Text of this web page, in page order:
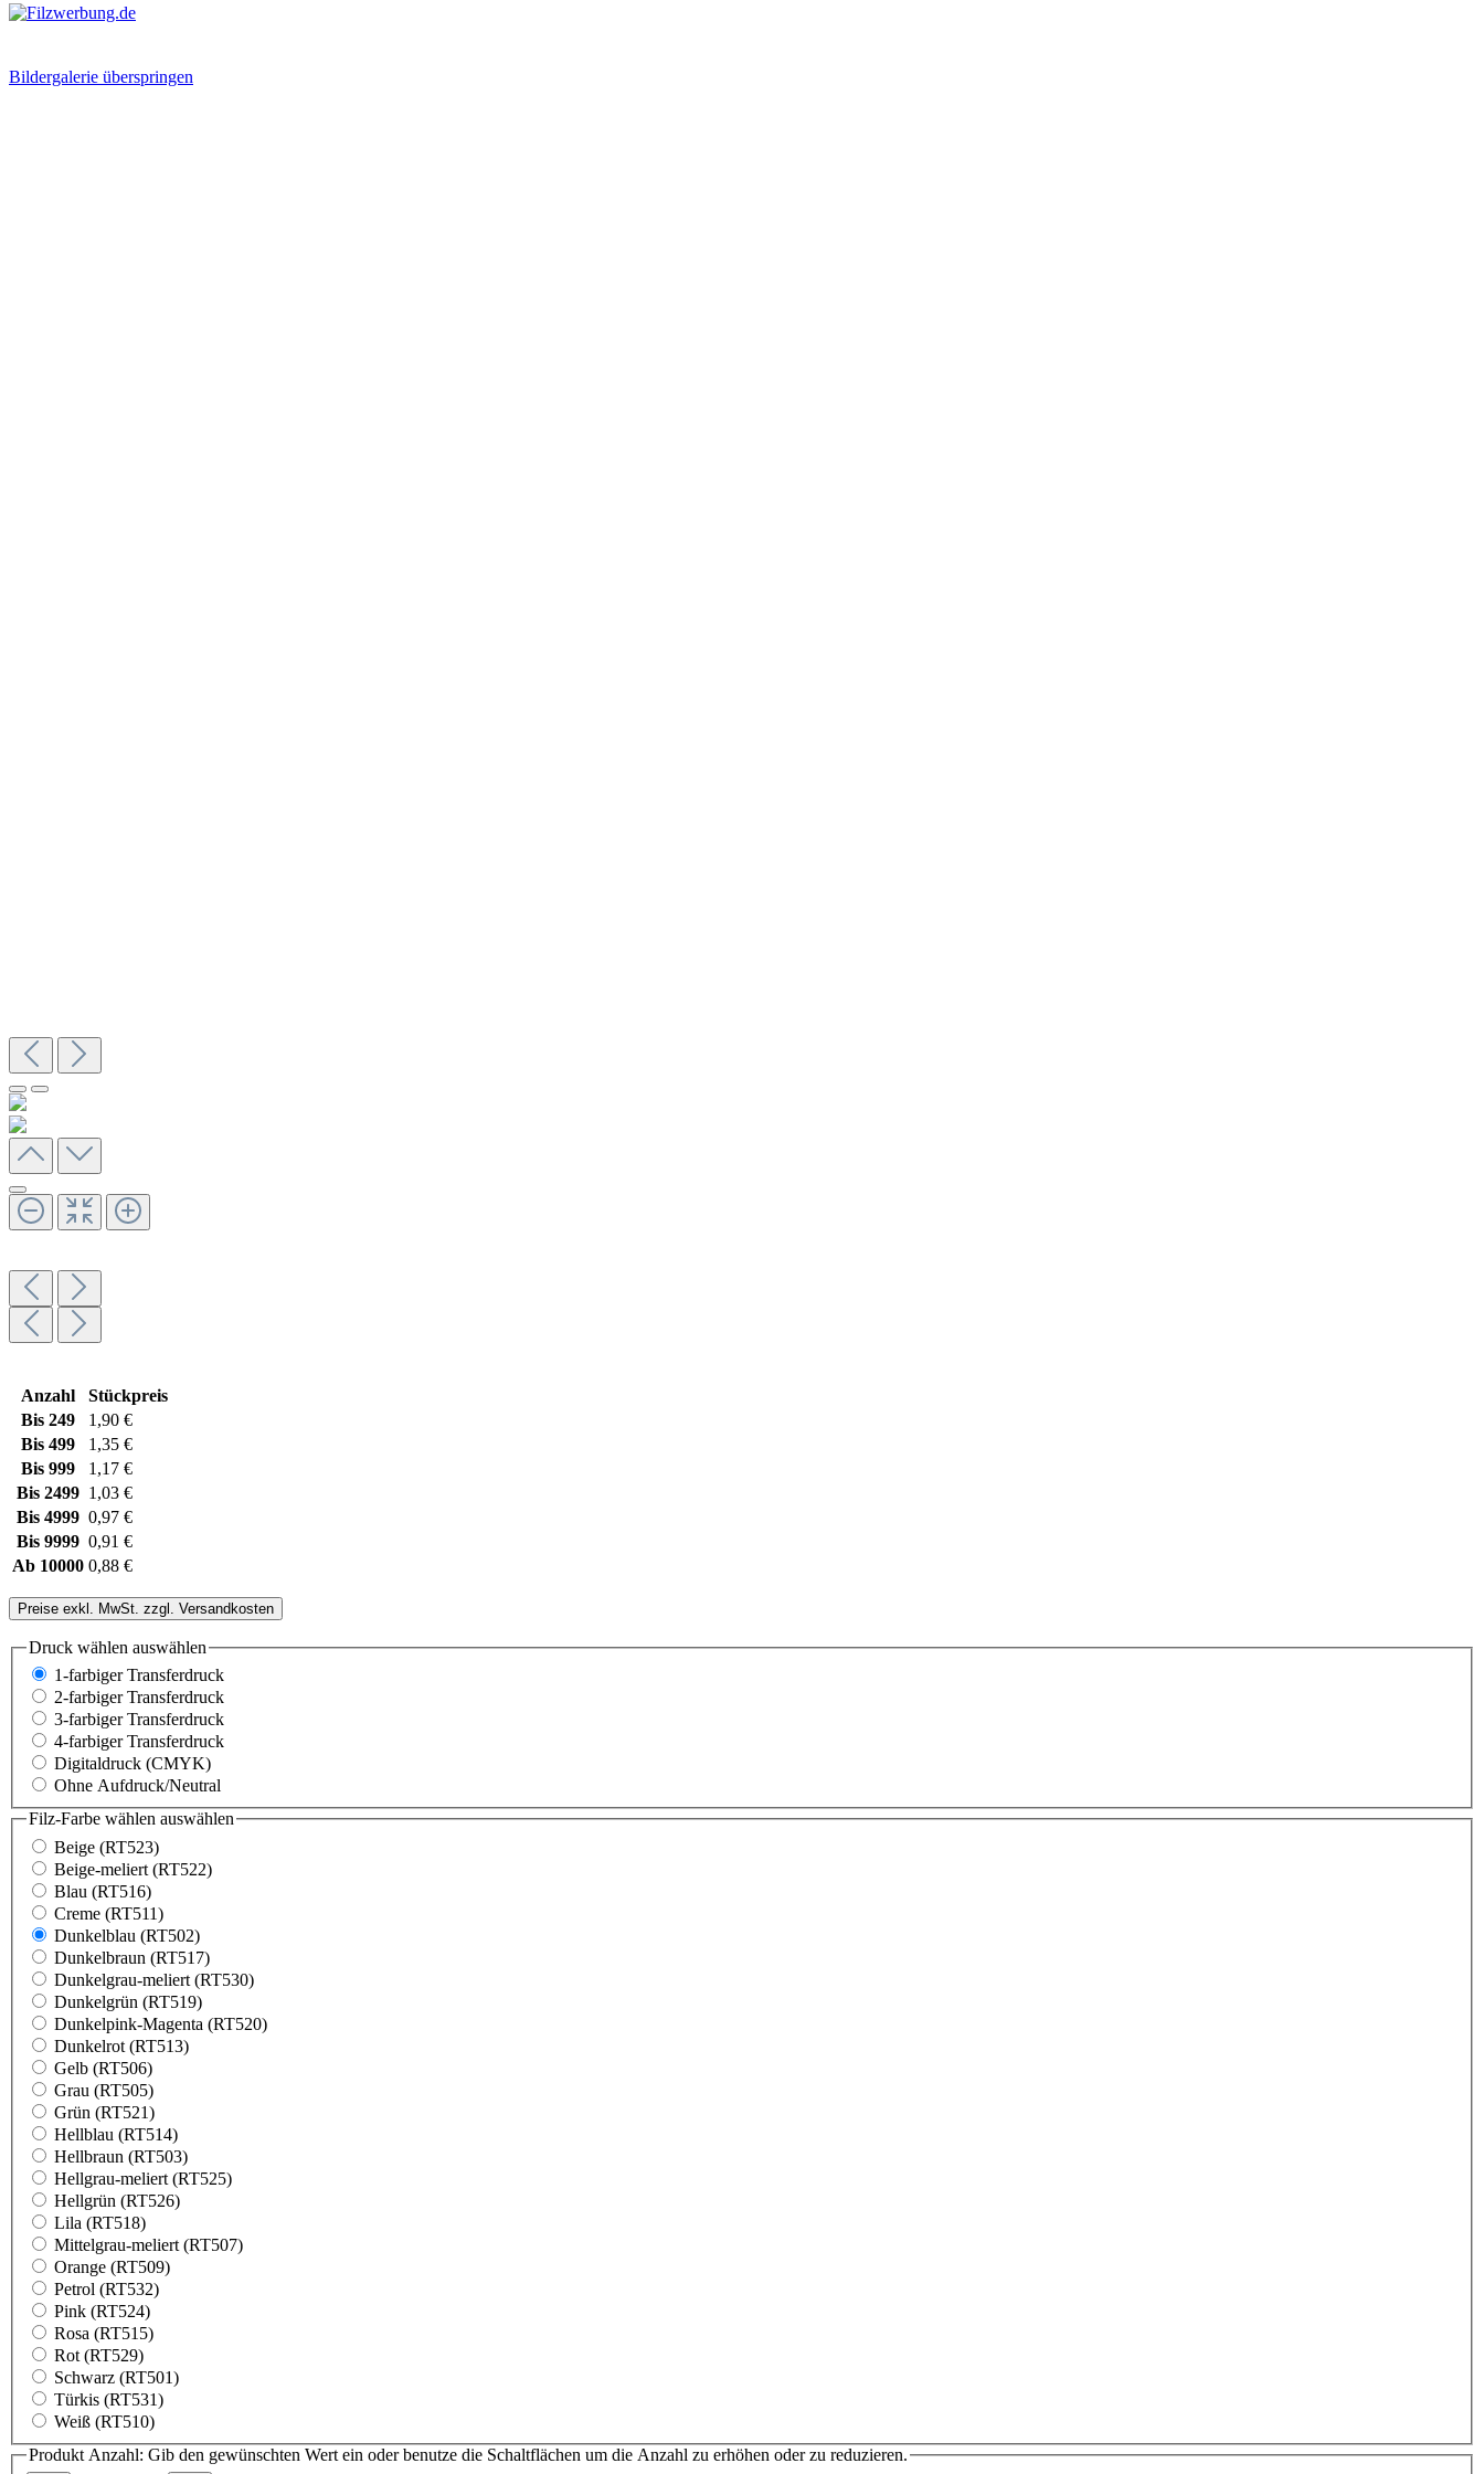
Bildergalerie überspringen
Anzahl
Stückpreis
Bis 249
1,90 €
Bis 499
1,35 €
Bis 999
1,17 €
Bis 2499 1,03 €
Bis 4999 0,97 €
Bis 9999 0,91 €
Ab 10000 0,88 €
Preise exkl. MwSt. zzgl. Versandkosten
Druck wählen auswählen
1-farbiger Transferdruck
2-farbiger Transferdruck
3-farbiger Transferdruck
4-farbiger Transferdruck
Digitaldruck (CMYK)
Ohne Aufdruck/Neutral
Filz-Farbe wählen auswählen
Beige (RT523)
Beige-meliert (RT522)
Blau (RT516)
Creme (RT511)
Dunkelblau (RT502)
Dunkelbraun (RT517)
Dunkelgrau-meliert (RT530)
Dunkelgrün (RT519)
Dunkelpink-Magenta (RT520)
Dunkelrot (RT513)
Gelb (RT506)
Grau (RT505)
Grün (RT521)
Hellblau (RT514)
Hellbraun (RT503)
Hellgrau-meliert (RT525)
Hellgrün (RT526)
Lila (RT518)
Mittelgrau-meliert (RT507)
Orange (RT509)
Petrol (RT532)
Pink (RT524)
Rosa (RT515)
Rot (RT529)
Schwarz (RT501)
Türkis (RT531)
Weiß (RT510)
Produkt Anzahl: Gib den gewünschten Wert ein oder benutze die Schaltflächen um die Anzahl zu erhöhen oder zu reduzieren.